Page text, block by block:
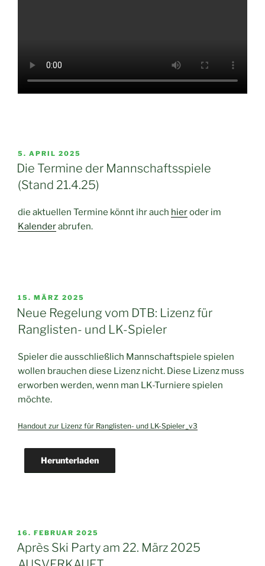
VERÖFFENTLICHT
AM
5. APRIL 2025
Die Termine der Mannschaftsspiele
(Stand 21.4.25)
die aktuellen Termine könnt ihr auch hieroder im
Kalenderabrufen.
VERÖFFENTLICHT
AM
15. MÄRZ 2025
Neue Regelung vom DTB: Lizenz für
Ranglisten- und LK-Spieler
Spieler die ausschließlich Mannschaftspiele spielen
wollen brauchen diese Lizenz nicht. Diese Lizenz muss
erworben werden, wenn man LK-Turniere spielen
möchte.
Handout zur Lizenz für Ranglisten- und LK-Spieler_v3
Herunterladen
VERÖFFENTLICHT
AM
16. FEBRUAR 2025
Après Ski Party am 22. März 2025